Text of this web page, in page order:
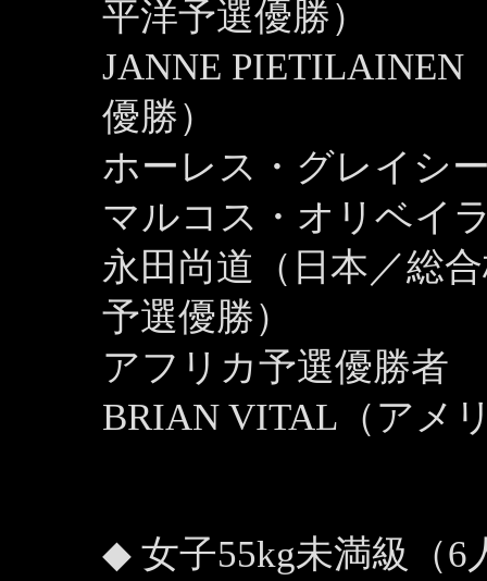
平洋予選優勝）
JANNE PIETILAINEN
優勝）
ホーレス・グレイシ
マルコス・オリベイ
永田尚道（日本／総
予選優勝）
アフリカ予選優勝者
BRIAN VITAL（アメ
◆ 女子55kg未満級（6